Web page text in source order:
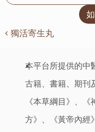
‹ 獨活寄生丸
本平台所提供的中
古籍、書籍、期刊
《本草綱目》、
方》、《黃帝內經